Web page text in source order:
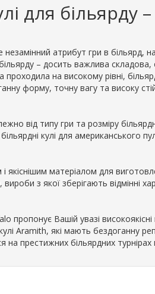
для більярду
незамінний атрибут гри в більярд,
– досить важлива складова,
на високому рівні,
форму, точну вагу та високу
від типу гри та розміру
кулі для американського
якіснішим матеріалом для
з якої зберігають відмінні
пропонує Вашій увазі
Aramith, які мають бездоганну
на престижних більярдних турнірах